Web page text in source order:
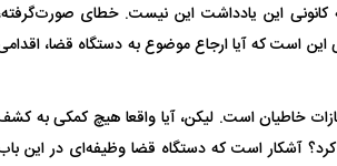
کانونی این یادداشت این نیست. خطای
است که آیا ارجاع موضوع به دستگاه قضا،
خاطیان است. لیکن، آیا واقعا هیچ کمکی به
آشکار است که دستگاه قضا وظیفه‌ای در این
بازگشت مدافع جوان پرسپولیس پس از